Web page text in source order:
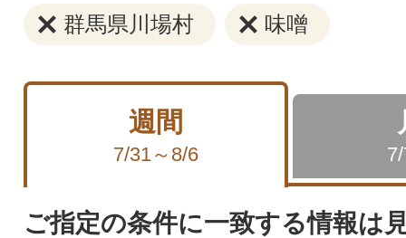
群馬県川場村 味噌
週間
7/31～8/6
ご指定の条件に一致する情報は